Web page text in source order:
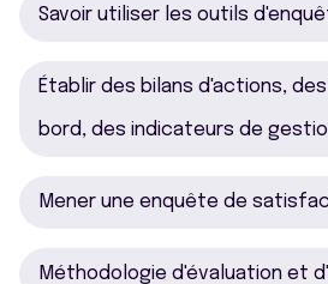
Savoir utiliser les outils
Établir des bilans d'actions,
bord, des indicateurs de
Mener une enquête de
Méthodologie d'évaluation et